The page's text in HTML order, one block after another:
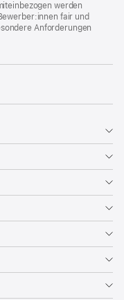
werden
fair und
Anforderungen